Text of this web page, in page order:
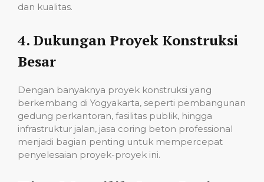
dan kualitas.
4. Dukungan Proyek Konstruksi
Besar
Dengan banyaknya proyek konstruksi yang
berkembang di Yogyakarta, seperti pembangunan
gedung perkantoran, fasilitas publik, hingga
infrastruktur jalan, jasa coring beton professional
menjadi bagian penting untuk mempercepat
penyelesaian proyek-proyek ini.